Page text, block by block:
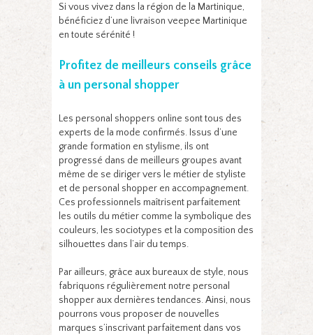
Si vous vivez dans la région de la Martinique,
bénéficiez d’une livraison veepee Martinique
en toute sérénité !
Profitez de meilleurs conseils grâce
à un personal shopper
Les personal shoppers online sont tous des
experts de la mode confirmés. Issus d’une
grande formation en stylisme, ils ont
progressé dans de meilleurs groupes avant
même de se diriger vers le métier de styliste
et de personal shopper en accompagnement.
Ces professionnels maîtrisent parfaitement
les outils du métier comme la symbolique des
couleurs, les sociotypes et la composition des
silhouettes dans l’air du temps.
Par ailleurs, grâce aux bureaux de style, nous
fabriquons régulièrement notre personal
shopper aux dernières tendances. Ainsi, nous
pourrons vous proposer de nouvelles
marques s’inscrivant parfaitement dans vos